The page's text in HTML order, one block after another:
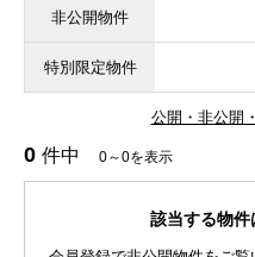
非公開物件
特別限定物件
公開・非公開
0 件中 0～0を表示
該当する物件